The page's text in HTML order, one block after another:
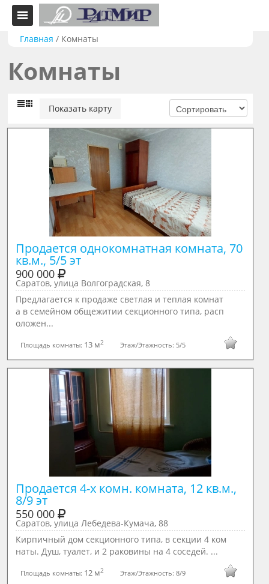
Главная / Комнаты
Комнаты
Показать карту
Продается однокомнатная комната, 70
кв.м., 5/5 эт
900 000
Саратов, улица Волгоградская, 8
Предлагается к продаже светлая и теплая комнат
а в семейном общежитии секционного типа, расп
оложен...
Площадь комнаты: 13 м2 Этаж/Этажность: 5/5
Продается 4-х комн. комната, 12 кв.м.,
8/9 эт
550 000
Саратов, улица Лебедева-Кумача, 88
Кирпичный дом секционного типа, в секции 4 ком
наты. Душ, туалет, и 2 раковины на 4 соседей. ...
Площадь комнаты: 12 м2 Этаж/Этажность:8/9